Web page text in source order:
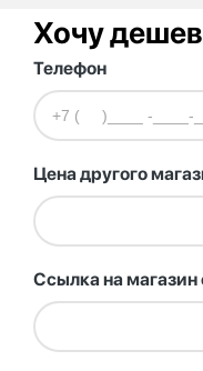
Хочу
Телефон
Цена другого
Ссылка на магазин